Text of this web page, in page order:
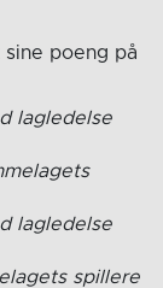
poeng på
lagledelse
lagledelse
spillere